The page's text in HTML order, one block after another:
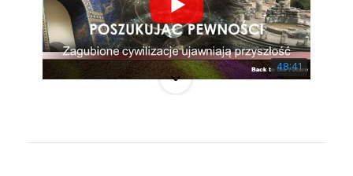
48:41